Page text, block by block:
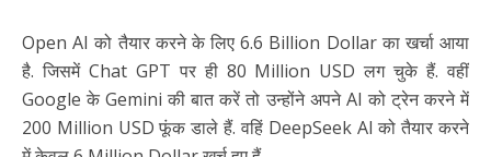
Open AI को तैयार करने के लिए 6.6 Billion Dollar का खर्चा आया
है. जिसमें Chat GPT पर ही 80 Million USD लग चुके हैं. वहीं
Google के Gemini की बात करें तो उन्होंने अपने AI को ट्रेन करने में
200 Million USD फूंक डाले हैं. वहिं DeepSeek AI को तैयार करने